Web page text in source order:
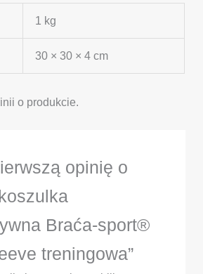
1 kg
30 × 30 × 4 cm
o produkcie.
opinię o
Braća-sport®
treningowa”